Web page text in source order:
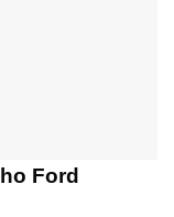
Ford